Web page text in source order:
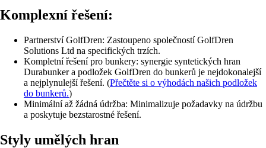
Komplexní řešení:
Partnerství GolfDren: Zastoupeno společností GolfDren
Solutions Ltd na specifických trzích.
Kompletní řešení pro bunkery: synergie syntetických hran
Durabunker a podložek GolfDren do bunkerů je nejdokonalejší
a nejplynulejší řešení. (Přečtěte si o výhodách našich podložek
do bunkerů.)
Minimální až žádná údržba: Minimalizuje požadavky na údržbu
a poskytuje bezstarostné řešení.
Styly umělých hran